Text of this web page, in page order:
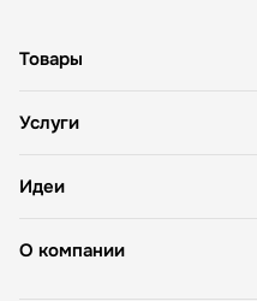
О компании
Товары
Услуги
Идеи